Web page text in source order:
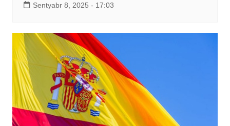
Sentyabr 8, 2025 - 17:03